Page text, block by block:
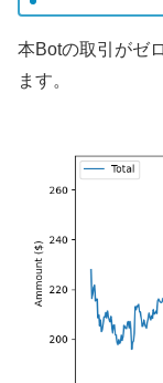
本Botの取引がゼ
ます。